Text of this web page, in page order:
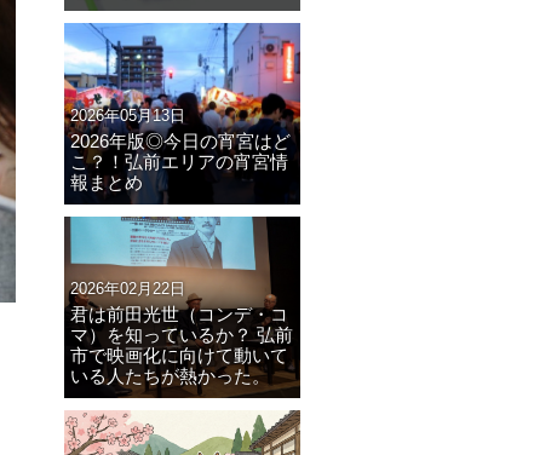
2026年05月13日
2026年版◎今日の宵宮はど
こ？！弘前エリアの宵宮情
報まとめ
2026年02月22日
君は前田光世（コンデ・コ
マ）を知っているか？ 弘前
市で映画化に向けて動いて
いる人たちが熱かった。